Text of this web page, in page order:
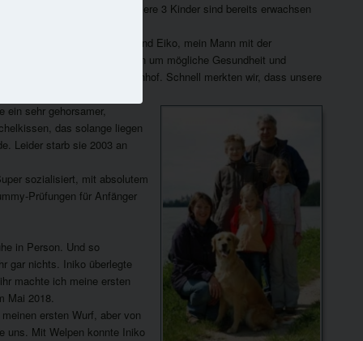
südlich von Heidelberg. Unsere 3 Kinder sind bereits erwachsen
den Schäferhunden Bello und Eiko, mein Mann mit der
Großartige Gedanken um mögliche Gesundheit und
ihn auch, Dora vom Erlenhof. Schnell merkten wir, dass unsere
sehr gehorsamer,
das solange liegen
Leider starb sie 2003 an
sozialisiert, mit absolutem
Prüfungen für Anfänger
in Person. Und so
gar nichts. Iniko überlegte
machte ich meine ersten
Mai 2018.
ersten Wurf, aber von
uns. Mit Welpen konnte Iniko